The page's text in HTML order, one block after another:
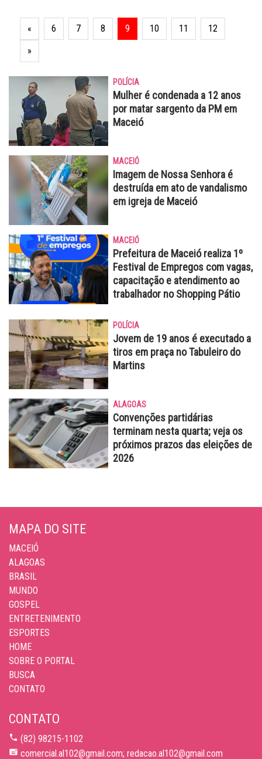
« 6 7 8 9 10 11
12
»
POLÍCIA
Mulher é condenada a 12 anos
por matar sargento da PM em
Maceió
MACEIÓ
Imagem de Nossa Senhora é
destruída em ato de vandalismo
em igreja de Maceió
MACEIÓ
Prefeitura de Maceió realiza 1º
Festival de Empregos com vagas,
capacitação e atendimento ao
trabalhador no Shopping Pátio
POLÍCIA
Jovem de 19 anos é executado a
tiros em praça no Tabuleiro do
Martins
ALAGOAS
Convenções partidárias
terminam nesta quarta; veja os
próximos prazos das eleições de
2026
MAPA DO SITE
MACEIÓ
ALAGOAS
BRASIL
MUNDO
GOSPEL
ENTRETENIMENTO
ESPORTES
HOME
SOBRE O PORTAL
BUSCA
CONTATO
CONTATO
(82) 98215-1102
comercial.al102@gmail.com; redacao.al102@gmail.com